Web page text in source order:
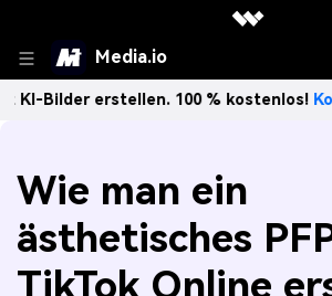
Media.io
erstellen. 100 % kostenlos!Kostenlos
Wie man ein
ästhetisches
TikTok Online